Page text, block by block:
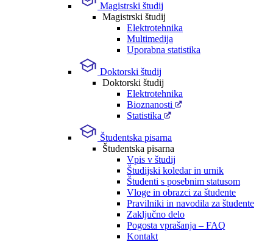
Magistrski študij
Magistrski študij
Elektrotehnika
Multimedija
Uporabna statistika
Doktorski študij
Doktorski študij
Elektrotehnika
Bioznanosti
Statistika
Študentska pisarna
Študentska pisarna
Vpis v študij
Študijski koledar in urnik
Študenti s posebnim statusom
Vloge in obrazci za študente
Pravilniki in navodila za študente
Zaključno delo
Pogosta vprašanja – FAQ
Kontakt